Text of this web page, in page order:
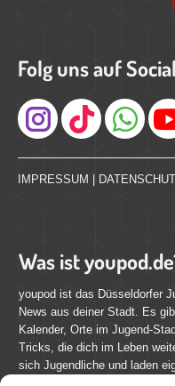
Folg uns auf
Instagram
IMPRESSUM
Was ist
youpod ist das Düsseldorfer
News aus deiner Stadt. Es
Kalender, Orte im Jugend-
Tricks, die dich im Leben
sich Jugendliche und laden